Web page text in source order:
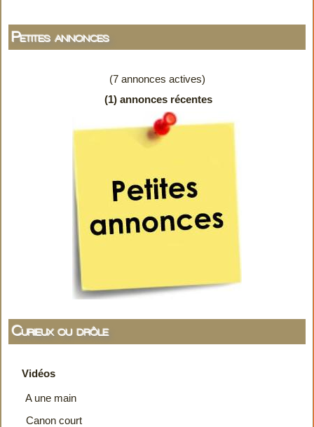
Petites annonces
(7 annonces actives)
(1) annonces récentes
Curieux ou drôle
Vidéos
A une main
Canon court